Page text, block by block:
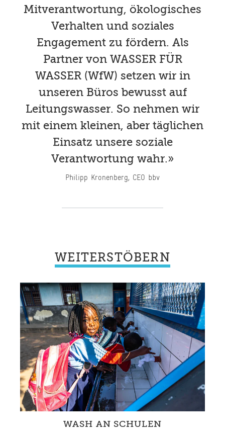
Mitverantwortung, ökologisches
Verhalten und soziales
Engagement zu fördern. Als
Partner von WASSER FÜR
WASSER (WfW) setzen wir in
unseren Büros bewusst auf
Leitungswasser. So nehmen wir
mit einem kleinen, aber täglichen
Einsatz unsere soziale
Verantwortung wahr.»
Philipp Kronenberg, CEO bbv
WEITERSTÖBERN
WASH AN SCHULEN